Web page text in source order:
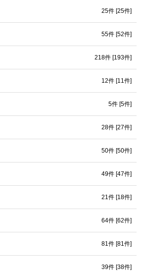
25件 [25件]
55件 [52件]
218件 [193件]
12件 [11件]
5件 [5件]
28件 [27件]
50件 [50件]
49件 [47件]
21件 [18件]
64件 [62件]
81件 [81件]
39件 [38件]